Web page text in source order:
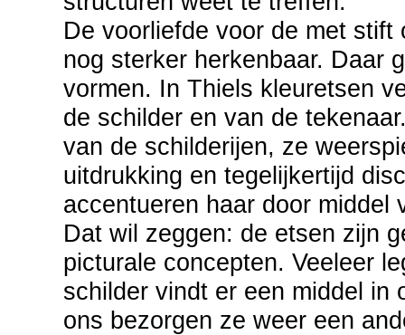
De voorliefde voor de met
nog sterker herkenbaar. Daar
vormen. In Thiels kleuretsen
de schilder en van de
van de schilderijen, ze
uitdrukking en tegelijkertijd
accentueren haar door middel
Dat wil zeggen: de etsen zijn
picturale concepten. Veeleer
schilder vindt er een middel in
ons bezorgen ze weer een